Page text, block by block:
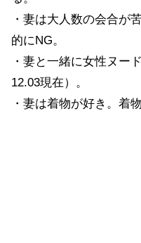
・妻は大人数の会合が
的にNG。
・妻と一緒に女性ヌー
12.03現在）。
・妻は着物が好き。着